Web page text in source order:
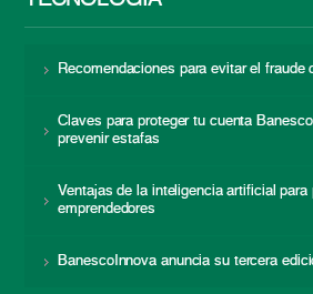
Recomendaciones para evitar el fraude
Claves para proteger tu cuenta
prevenir estafas
Ventajas de la inteligencia artificial para
emprendedores
BanescoInnova anuncia su tercera